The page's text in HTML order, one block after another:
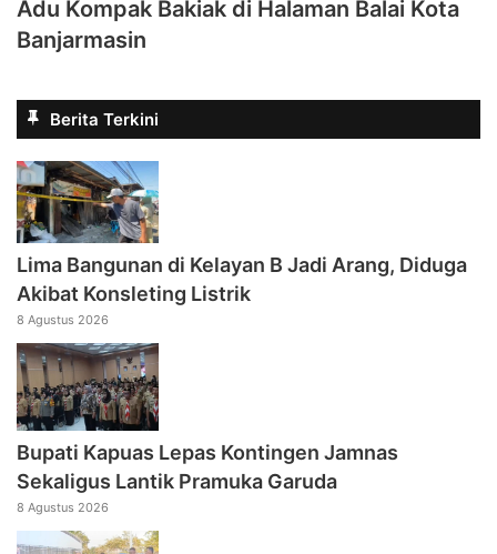
Adu Kompak Bakiak di Halaman Balai Kota
Banjarmasin
Berita Terkini
Lima Bangunan di Kelayan B Jadi Arang, Diduga
Akibat Konsleting Listrik
8 Agustus 2026
Bupati Kapuas Lepas Kontingen Jamnas
Sekaligus Lantik Pramuka Garuda
8 Agustus 2026